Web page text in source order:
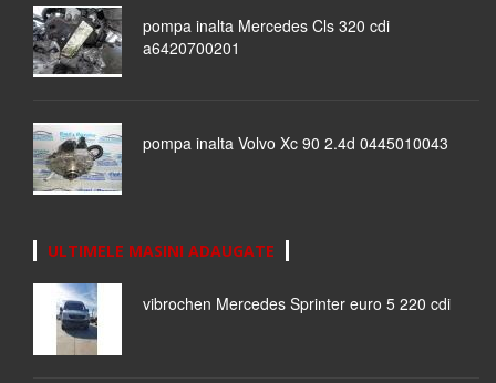
pompa inalta Mercedes Cls 320 cdi
a6420700201
pompa inalta Volvo Xc 90 2.4d 0445010043
ULTIMELE MASINI ADAUGATE
vibrochen Mercedes Sprinter euro 5 220 cdi